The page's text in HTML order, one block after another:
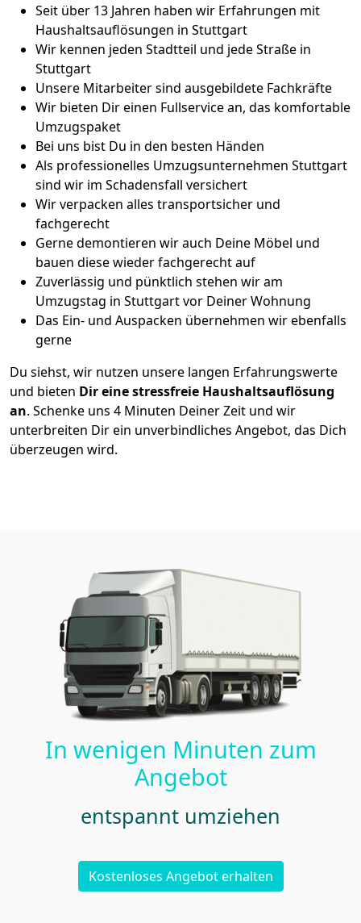
Seit über 13 Jahren haben wir Erfahrungen mit
Haushaltsauflösungen in Stuttgart
Wir kennen jeden Stadtteil und jede Straße in
Stuttgart
Unsere Mitarbeiter sind ausgebildete Fachkräfte
Wir bieten Dir einen Fullservice an, das komfortable
Umzugspaket
Bei uns bist Du in den besten Händen
Als professionelles Umzugsunternehmen Stuttgart
sind wir im Schadensfall versichert
Wir verpacken alles transportsicher und
fachgerecht
Gerne demontieren wir auch Deine Möbel und
bauen diese wieder fachgerecht auf
Zuverlässig und pünktlich stehen wir am
Umzugstag in Stuttgart vor Deiner Wohnung
Das Ein- und Auspacken übernehmen wir ebenfalls
gerne
Du siehst, wir nutzen unsere langen Erfahrungswerte
und bieten Dir eine stressfreie Haushaltsauflösung
an. Schenke uns 4 Minuten Deiner Zeit und wir
unterbreiten Dir ein unverbindliches Angebot, das Dich
überzeugen wird.
In wenigen Minuten zum
Angebot
entspannt umziehen
Kostenloses Angebot erhalten